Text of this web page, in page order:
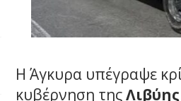
Η Άγκυρα υπέγραψε
κυβέρνηση τηςΛιβύης